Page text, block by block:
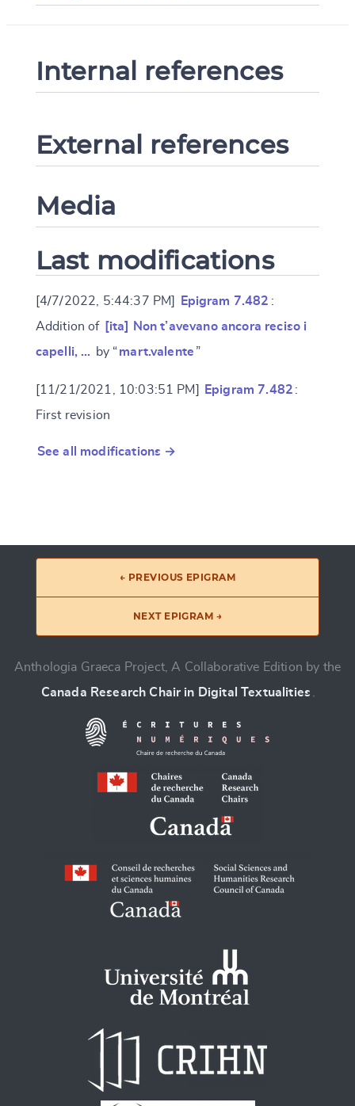
Internal references
External references
Media
Last modifications
[4/7/2022, 5:44:37 PM] Epigram 7.482 :
Addition of [ita] Non t’avevano ancora reciso i
capelli, …
by “mart.valente ”
[11/21/2021, 10:03:51 PM] Epigram 7.482 :
First revision
See all modifications →
← PREVIOUS EPIGRAM
NEXT EPIGRAM →
Anthologia Graeca Project, A Collaborative Edition by the
Canada Research Chair in Digital Textualities